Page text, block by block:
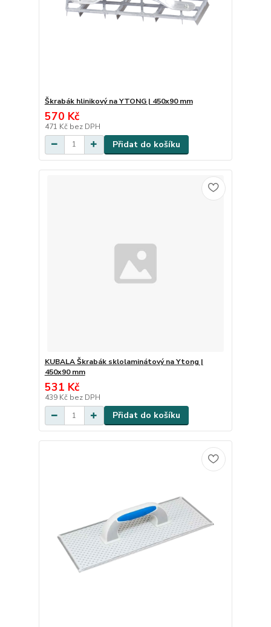
Škrabák hlinikový na YTONG | 450x90 mm
570 Kč
471 Kč bez DPH
Přidat do košíku
KUBALA Škrabák sklolaminátový na Ytong |
450x90 mm
531 Kč
439 Kč bez DPH
Přidat do košíku